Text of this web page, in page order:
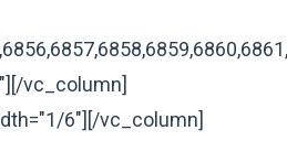
vc_column]
6"][/vc_column]